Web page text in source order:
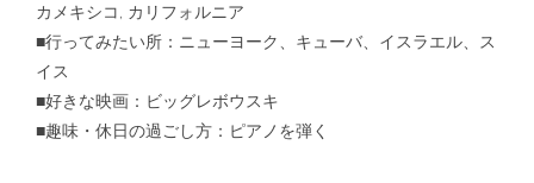
カメキシコ, カリフォルニア
■行ってみたい所：ニューヨーク、キューバ、イスラエル、ス
イス
■好きな映画：ビッグレボウスキ
■趣味・休日の過ごし方：ピアノを弾く